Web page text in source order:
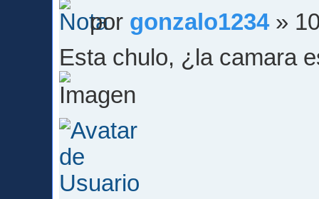
por gonzalo1234»
Esta chulo, ¿la camara